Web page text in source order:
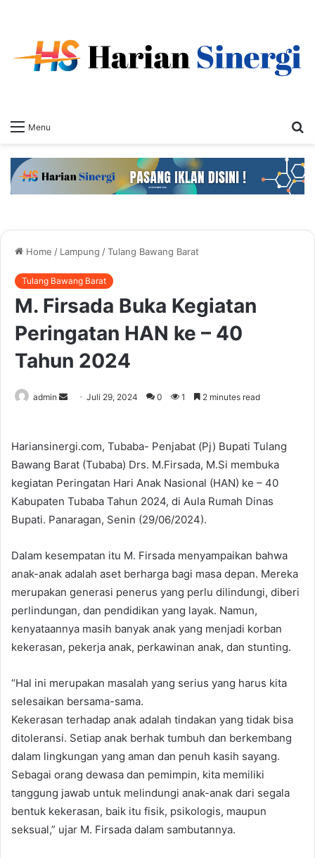
Menu
Home / Lampung /Tulang Bawang Barat
Tulang Bawang Barat
M. Firsada Buka Kegiatan
Peringatan HAN ke – 40
Tahun 2024
admin
SendJuli 29, 2024 0 1 2 minutes read
Hariansinergi.com, Tubaba- Penjabat (Pj) Bupati Tulang
Bawang Barat (Tubaba) Drs. M.Firsada, M.Si membuka
kegiatan Peringatan Hari Anak Nasional (HAN) ke – 40
Kabupaten Tubaba Tahun 2024, di Aula Rumah Dinas
Bupati. Panaragan, Senin (29/06/2024).
Dalam kesempatan itu M. Firsada menyampaikan bahwa
anak-anak adalah aset berharga bagi masa depan. Mereka
merupakan generasi penerus yang perlu dilindungi, diberi
perlindungan, dan pendidikan yang layak. Namun,
kenyataannya masih banyak anak yang menjadi korban
kekerasan, pekerja anak, perkawinan anak, dan stunting.
“Hal ini merupakan masalah yang serius yang harus kita
selesaikan bersama-sama.
Kekerasan terhadap anak adalah tindakan yang tidak bisa
ditoleransi. Setiap anak berhak tumbuh dan berkembang
dalam lingkungan yang aman dan penuh kasih sayang.
Sebagai orang dewasa dan pemimpin, kita memiliki
tanggung jawab untuk melindungi anak-anak dari segala
bentuk kekerasan, baik itu fisik, psikologis, maupun
seksual,” ujar M. Firsada dalam sambutannya.